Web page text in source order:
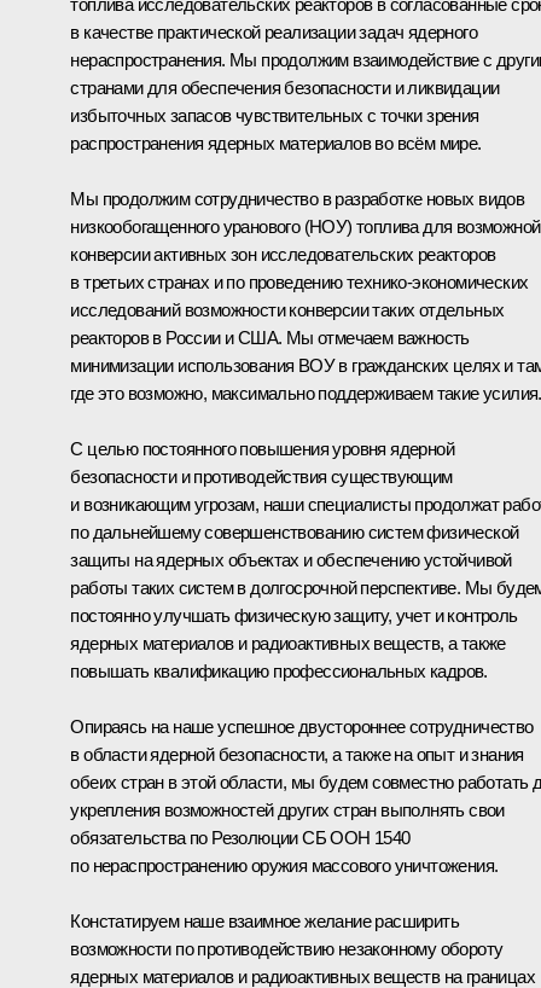
топлива исследовательских реакторов в согласованные
в качестве практической реализации задач ядерного
нераспространения. Мы продолжим взаимодействие с
странами для обеспечения безопасности и ликвидации
избыточных запасов чувствительных с точки зрения
распространения ядерных материалов во всём мире.
Мы продолжим сотрудничество в разработке новых видов
низкообогащенного уранового (НОУ) топлива для возможной
конверсии активных зон исследовательских реакторов
в третьих странах и по проведению технико-экономических
исследований возможности конверсии таких отдельных
реакторов в России и США. Мы отмечаем важность
минимизации использования ВОУ в гражданских целях и
где это возможно, максимально поддерживаем такие усилия.
С целью постоянного повышения уровня ядерной
безопасности и противодействия существующим
и возникающим угрозам, наши специалисты продолжат
по дальнейшему совершенствованию систем физической
защиты на ядерных объектах и обеспечению устойчивой
работы таких систем в долгосрочной перспективе. Мы
постоянно улучшать физическую защиту, учет и контроль
ядерных материалов и радиоактивных веществ, а также
повышать квалификацию профессиональных кадров.
Опираясь на наше успешное двустороннее сотрудничество
в области ядерной безопасности, а также на опыт и знания
обеих стран в этой области, мы будем совместно работать
укрепления возможностей других стран выполнять свои
обязательства по Резолюции СБ ООН 1540
по нераспространению оружия массового уничтожения.
Констатируем наше взаимное желание расширить
возможности по противодействию незаконному обороту
ядерных материалов и радиоактивных веществ на границах